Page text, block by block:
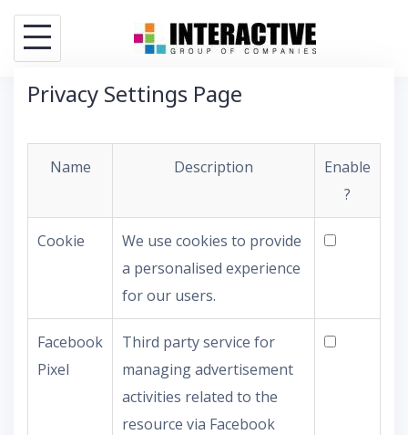
Skip
content
Privacy Settings Page
Name Description
Enable
?
Cookie
We use cookies to provide
a personalised experience
for our users.
Facebook
Pixel
Third party service for
managing advertisement
activities related to the
resource via Facebook